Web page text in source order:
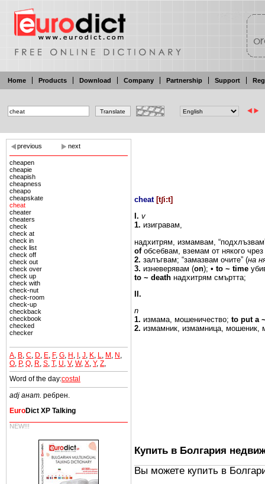
Home Products Download Company Partnership Support
previous next
cheapen
cheapie
cheapish
cheapness
cheapo
cheapskate
cheat
cheater
cheaters
check
check at
check in
check list
check off
check out
check over
check up
check with
check-nut
check-room
check-up
checkback
checkbook
checked
checker
A B C D E F, G H I J K L M N
O P, Q R S T, U V, W, X Y, Z
Word of the day:costal
adj анат. ребрен.
EuroDict XP Talking
NEW!!!
cheat [tʃi:t]
I. v
1. изигравам,
надхитрям, измамвам,
of обсебвам, вземам от някого
2. залъгвам; “замазвам очите” (на
3. изневерявам (on); • to ~ time
to ~ death надхитрям смъртта;
II.
n
1. измама, мошеничество; to put a
2. измамник, измамница, мошеник,
Купить в Болгария
Вы можете купить в